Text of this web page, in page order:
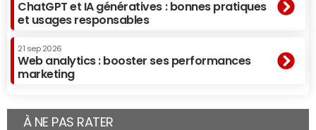
ChatGPT et IA génératives : bonnes pratiques
et usages responsables
21 sep 2026
Web analytics : booster ses performances
marketing
À NE PAS RATER